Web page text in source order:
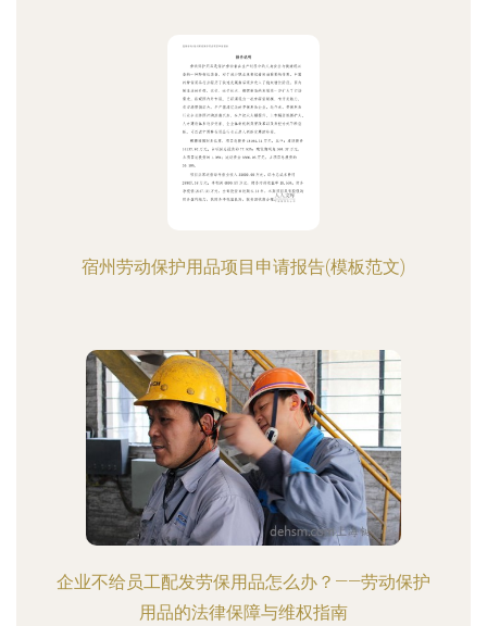
宿州劳动保护用品项目申请报告(模板范文)
企业不给员工配发劳保用品怎么办？——劳动保护
用品的法律保障与维权指南